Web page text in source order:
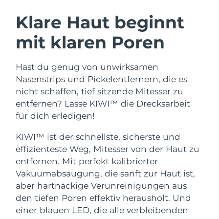
Klare Haut beginnt
mit klaren Poren
Hast du genug von unwirksamen
Nasenstrips und Pickelentfernern, die es
nicht schaffen, tief sitzende Mitesser zu
entfernen? Lasse KIWI™ die Drecksarbeit
für dich erledigen!
KIWI™ ist der schnellste, sicherste und
effizienteste Weg, Mitesser von der Haut zu
entfernen. Mit perfekt kalibrierter
Vakuumabsaugung, die sanft zur Haut ist,
aber hartnäckige Verunreinigungen aus
den tiefen Poren effektiv herausholt. Und
einer blauen LED, die alle verbleibenden
LUNA™ 4 Set
Anti-aging massage
Massage, LED heating
LUNA™ 4 Men
For men, anti-aging massage
BEAR™ 2 Set
Microcurrent toning
Microcurrent toning on-the-go
BEAR™ 2 eyes & lips
Microcurrent line smoothing device
Hydratisierung
UFO™ 3 Set
Deep facial hydration
UFO™ 3 LED
Near-infrared and red light therapy
device
issa™ 4
Hybrid silicone sonic toothbrush
issa™ 4 plus
Smart hybrid silicone sonic toothbrush
FAQ™ ANTI-AGING-BEHANDLUNG
Anti-aging LED-Behandlungen
NEW
Österreich Erwartete Lieferung8/8/26
Bahrain Erwartete Lieferung
Belgien Erwartete Lieferung
Bermuda Erwartete Lieferung8/14/26
Bosnien und
Brunei Darussalam Erwartete Lieferung8/13/26
Bulgarien Erwartete Lieferung 8/8/26
Kanada Erwartete Lieferung8/12/26